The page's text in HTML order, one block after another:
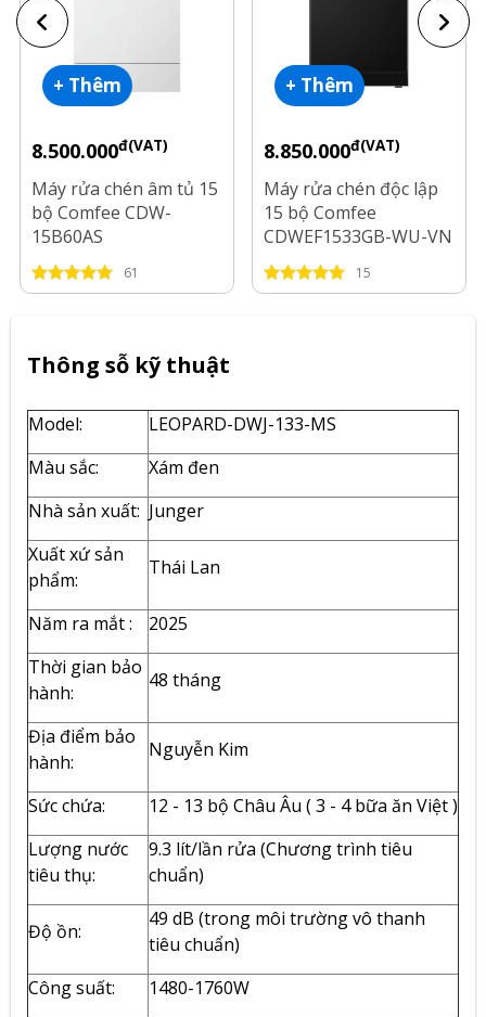
+ Thêm
8.500.000đ(VAT)
Máy rửa chén âm tủ 15
bộ Comfee CDW-
15B60AS
61
+ Thêm
8.850.000đ(VAT)
Máy rửa chén độc lập
15 bộ Comfee
CDWEF1533GB-WU-VN
15
Thông sỗ kỹ thuật
Model:
LEOPARD-DWJ-133-MS
Màu sắc:
Xám đen
Nhà sản xuất: Junger
Xuất xứ sản
phẩm:
Thái Lan
Năm ra mắt :
2025
Thời gian bảo
hành:
48 tháng
Địa điểm bảo
hành:
Nguyễn Kim
Sức chứa:
12 - 13 bộ Châu Âu ( 3 - 4 bữa ăn Việt )
Lượng nước
tiêu thụ:
9.3 lít/lần rửa (Chương trình tiêu
chuẩn)
Độ ồn:
49 dB (trong môi trường vô thanh
tiêu chuẩn)
Công suất:
1480-1760W